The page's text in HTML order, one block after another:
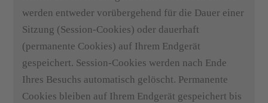
werden entweder vorübergehend für die Dauer einer
Sitzung (Session-Cookies) oder dauerhaft
(permanente Cookies) auf Ihrem Endgerät
gespeichert. Session-Cookies werden nach Ende
Ihres Besuchs automatisch gelöscht. Permanente
Cookies bleiben auf Ihrem Endgerät gespeichert bis